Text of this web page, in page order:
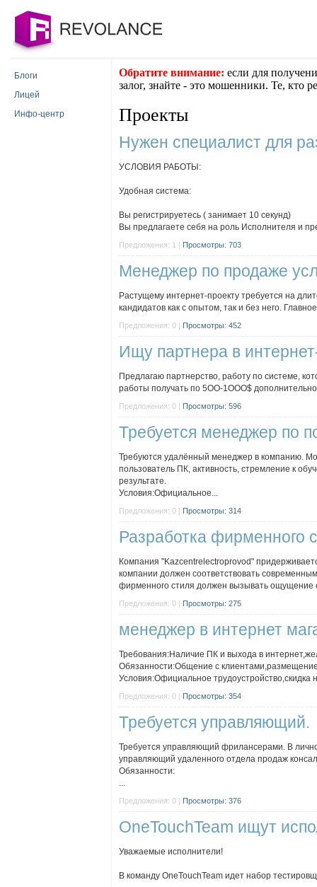
Блоги
Лицей
Инфо-центр
Обратите внимание: если для
залог, знайте - это мошенники. Те, кто
Проекты
Нужен специалист для
УСЛОВИЯ РАБОТЫ:
Удобная система:
Вы регистрируетесь ( занимает 10 секунд)
Вы предлагаете себя на роль Исполнителя и
Предложения: 1 | Просмотры: 703
Менеджер по продаже
Растущему интернет-проекту требуется на
кандидатов как с опытом, так и без него.
Предложения: 0 | Просмотры: 452
Ищу партнера в
Предлагаю партнерство, работу по системе,
работы получать по 5ОО-1ООО$
Предложения: 0 | Просмотры: 596
Требуется менеджер по
Требуются удалённый менеджер в компанию.
пользователь ПК, активность, стремление к
результате.
Условия:Официальное...
Предложения: 0 | Просмотры: 314
Разработка фирменного
Компания "Kazcentrelectroprovod"
компании должен соответствовать
фирменного стиля должен вызывать ощущение
Предложения: 0 | Просмотры: 275
менеджер в интернет
Требования:Наличие ПК и выхода в
Обязанности:Общение с
Условия:Официальное
Предложения: 0 | Просмотры: 354
Требуется управляющий.
Требуется управляющий фрилансерами. В
управляющий удаленного отдела продаж
Обязанности:
...
Предложения: 0 | Просмотры: 376
OneTouchTeam ищут
Уважаемые исполнители!
В команду OneTouchTeam идет набор